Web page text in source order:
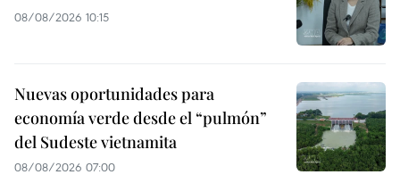
08/08/2026 10:15
Nuevas oportunidades para
economía verde desde el “pulmón”
del Sudeste vietnamita
08/08/2026 07:00